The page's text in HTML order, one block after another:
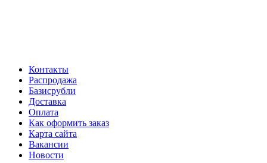
Контакты
Распродажа
Базисрубли
Доставка
Оплата
Как оформить заказ
Карта сайта
Вакансии
Новости